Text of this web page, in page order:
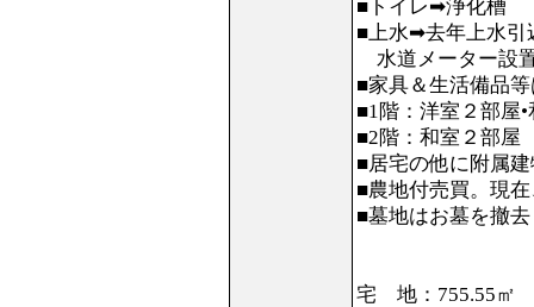
■トイレ➡浄化槽
■上水➡去年上水引
水道メーター設
■家具＆生活備品
■1階：洋室２部屋
■2階：和室２部屋
■居宅の他に附属
■農地付売買。現
■墓地はお墓を撤去
宅 地：755.55㎡